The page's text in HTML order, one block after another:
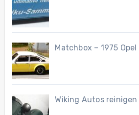
Matchbox – 1975
Wiking Autos reinigen